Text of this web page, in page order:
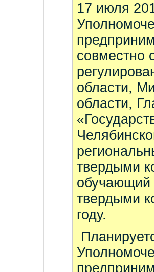
17 июля
совместно
области,
области,
твердыми
обучающий
твердыми
году.